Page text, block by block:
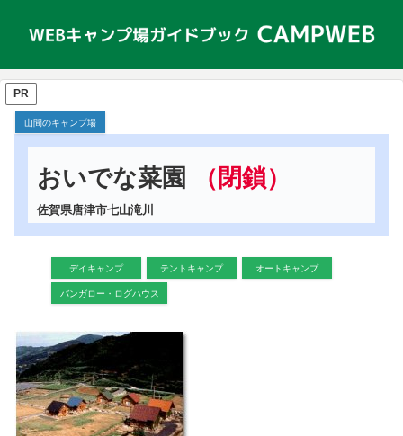
PR
山間のキャンプ場
おいでな菜園 （閉鎖）
佐賀県唐津市七山滝川
デイキャンプ テントキャンプ オートキャンプ
バンガロー・ログハウス